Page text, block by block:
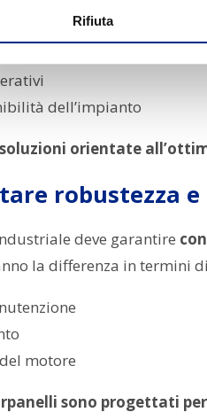
Rifiuta
è oggi un fattore chiave
dell’impianto
orientate
robustezza
deve garantire
la differenza in termini
motore
sono progettati